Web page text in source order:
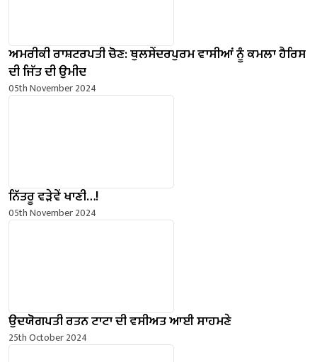
ਅਮਰੀਕੀ ਰਾਸ਼ਟਰਪਤੀ ਚੋਣ: ਥੁਲਸੇਂਦਰਪੁਰਮ ਵਾਸੀਆਂ ਨੂੰ ਕਮਲਾ ਹੈਰਿਸ
ਦੀ ਜਿੱਤ ਦੀ ਉਮੀਦ
05th November 2024
ਨਿੱਤਰੂ ਵੜੇਵੇਂ ਖਾਣੀ…!
05th November 2024
ਉਦਯੋਗਪਤੀ ਰਤਨ ਟਾਟਾ ਦੀ ਵਸੀਅਤ ਆਈ ਸਾਹਮਣੇ
25th October 2024